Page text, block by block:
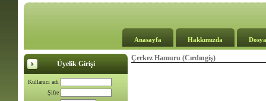
Anasayfa Hakkımızda
Üyelik Girişi
Kullanıcı adı
Şifre
Çerkez Hamuru (Cırdıngiş)